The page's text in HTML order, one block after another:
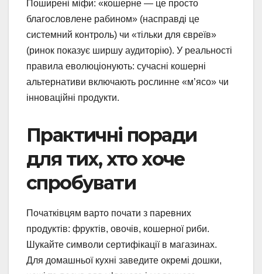
Поширені міфи: «кошерне — це просто
благословлене рабином» (насправді це
системний контроль) чи «тільки для євреїв»
(ринок показує ширшу аудиторію). У реальності
правила еволюціонують: сучасні кошерні
альтернативи включають рослинне «м’ясо» чи
інноваційні продукти.
Практичні поради
для тих, хто хоче
спробувати
Початківцям варто почати з паревних
продуктів: фруктів, овочів, кошерної риби.
Шукайте символи сертифікації в магазинах.
Для домашньої кухні заведите окремі дошки,